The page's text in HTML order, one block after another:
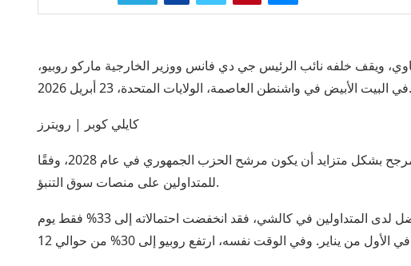
ويقف خلفه نائب الرئيس جي دي فانس ووزير الخارجية ماركو روبيو،
في البيت الأبيض في واشنطن العاصمة، الولايات المتحدة، 23 أبريل 2026.
كايلي كوبر | رويترز
يُنظر إلى وزير الخارجية ماركو روبيو على أنه من المرجح بشكل متزايد أن يكون مرشح الحزب الجمهوري في عام 2028، وفقًا
للمتداولين على منصات سوق التنبؤ.
في حين أن نائب الرئيس جي دي فانس لا يزال المفضل لدى المتداولين في كالشي، فقد انخفضت احتمالاته إلى 33% فقط يوم